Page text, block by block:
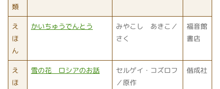
類
え
ほ
ん
かいちゅうでんとう
みやこし あきこ／
さく
福音館
書店
え
ほ
雪の花 ロシアのお話
セルゲイ・コズロフ
／原作
偕成社